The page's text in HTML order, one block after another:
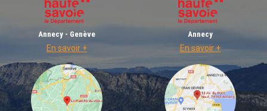
Annecy - Genève
En savoir +
Annecy
En savoir +